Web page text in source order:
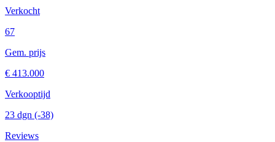
Verkocht
67
Gem. prijs
€ 413.000
Verkooptijd
23 dgn (-38)
Reviews